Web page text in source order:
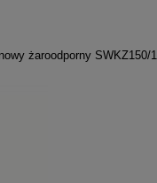
żaroodporny SWKZ150/